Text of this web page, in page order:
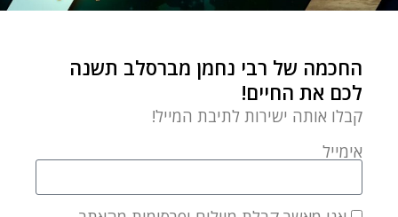
החכמה של רבי נחמן מברסלב תשנה
לכם את החיים!
קבלו אותה ישירות לתיבת המייל!
אימייל